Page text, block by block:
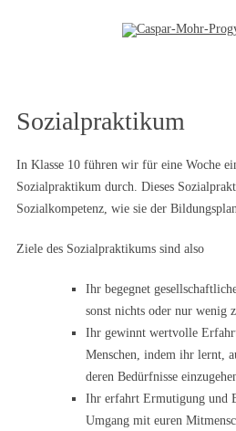
Sozialpraktikum
In Klasse 10 führen wir für eine Woche
Sozialpraktikum durch. Dieses
Sozialkompetenz, wie sie der
Ziele des Sozialpraktikums sind also
Ihr begegnet
sonst nichts oder nur wenig
Ihr gewinnt wertvolle
Menschen, indem ihr lernt,
deren Bedürfnisse
Ihr erfahrt Ermutigung und
Umgang mit euren